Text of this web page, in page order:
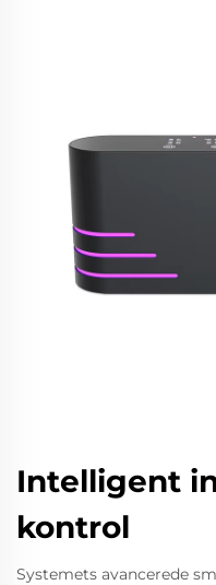
Intelligent
kontrol
Systemets avancerede